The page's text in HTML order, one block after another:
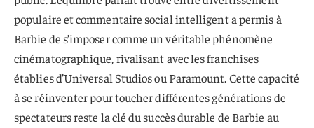
populaire et commentaire social intelligent a permis à
Barbie de s’imposer comme un véritable phénomène
cinématographique, rivalisant avec les franchises
établies d’Universal Studios ou Paramount. Cette capacité
à se réinventer pour toucher différentes générations de
spectateurs reste la clé du succès durable de Barbie au